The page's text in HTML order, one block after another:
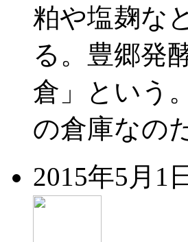
粕や塩麹な
る。豊郷発
倉」という
の倉庫な
2015年5月1